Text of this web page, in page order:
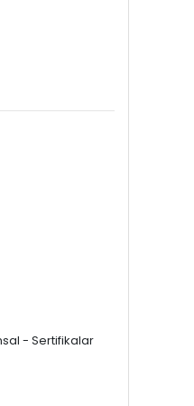
- Sertifikalar